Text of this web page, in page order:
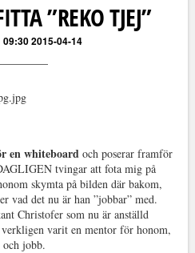
”REKO TJEJ”
09:30 2015-04-14
en whiteboard och poserar framför
tvingar att fota mig på
skymta på bilden där bakom,
vad det nu är han ”jobbar” med.
Christofer som nu är anställd
varit en mentor för honom,
jobb.